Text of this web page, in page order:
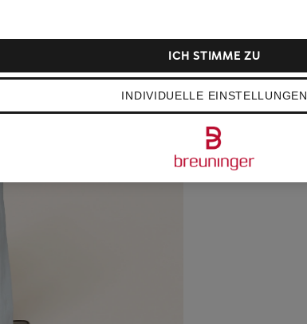
INDIVIDUELLE EINSTELLUNGEN
ICH STIMME ZU